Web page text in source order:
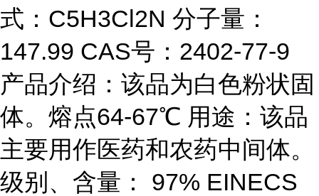
式：C5H3Cl2N 分子量：
147.99 CAS号：2402-77-9
产品介绍：该品为白色粉状固
体。熔点64-67℃ 用途：该品
主要用作医药和农药中间体。
级别、含量： 97% EINECS